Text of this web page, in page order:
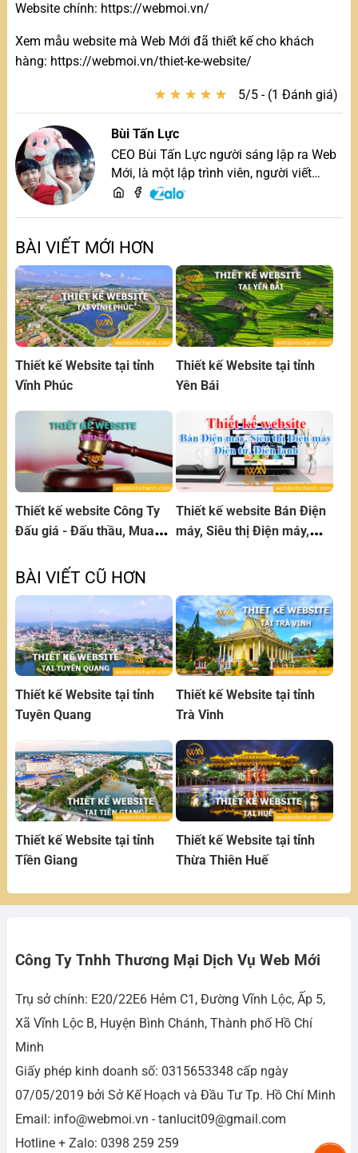
Website chính: https://webmoi.vn/
Xem mẫu website mà Web Mới đã thiết kế cho khách
hàng: https://webmoi.vn/thiet-ke-website/
★ ★ ★ ★ ★
★ ★ ★ ★ ★ 5/5 - (1 Đánh giá)
Bùi Tấn Lực
CEO Bùi Tấn Lực người sáng lập ra Web
Mới, là một lập trình viên, người viết
content, chuyên tư vấn các vấn đề về
BÀI VIẾT MỚI HƠN
Thiết kế Website tại tỉnh
Vĩnh Phúc
Thiết kế Website tại tỉnh
Yên Bái
Thiết kế website Công Ty
Đấu giá - Đấu thầu, Mua
Thiết kế website Bán Điện
máy, Siêu thị Điện máy,
BÀI VIẾT CŨ HƠN
Thiết kế Website tại tỉnh
Tuyên Quang
Thiết kế Website tại tỉnh
Trà Vinh
Thiết kế Website tại tỉnh
Tiền Giang
Thiết kế Website tại tỉnh
Thừa Thiên Huế
Công Ty Tnhh Thương Mại Dịch Vụ Web Mới
Trụ sở chính: E20/22E6 Hẻm C1, Đường Vĩnh Lộc, Ấp 5,
Xã Vĩnh Lộc B, Huyện Bình Chánh, Thành phố Hồ Chí
Minh
Giấy phép kinh doanh số: 0315653348 cấp ngày
07/05/2019 bởi Sở Kế Hoạch và Đầu Tư Tp. Hồ Chí Minh
Email: info@webmoi.vn - tanlucit09@gmail.com
Hotline + Zalo: 0398 259 259